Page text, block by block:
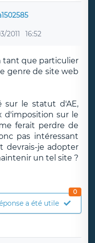
2011 16:52
tant que particulier
genre de site web
sur le statut d'AE,
d'imposition sur le
ferait perdre de
pas intéressant
devrais-je adopter
un tel site ?
a été utile
0